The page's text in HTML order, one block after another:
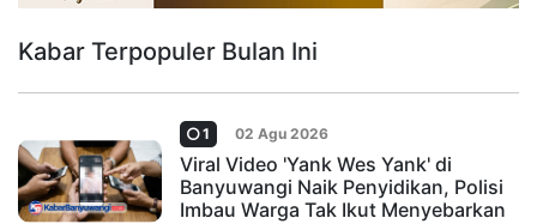
Kabar Terpopuler Bulan Ini
1 02 Agu 2026
Viral Video 'Yank Wes Yank' di
Banyuwangi Naik Penyidikan, Polisi
Imbau Warga Tak Ikut Menyebarkan